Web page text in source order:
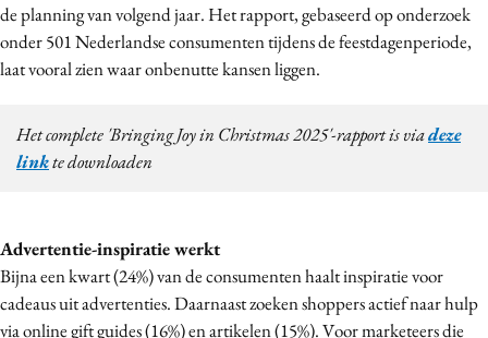
Diversiteit
Effectiviteit
Interne communicatie
Merkstrategie
PR
Programmatic
de planning van volgend jaar. Het rapport, gebaseerd op onderzoek
onder 501 Nederlandse consumenten tijdens de feestdagenperiode,
laat vooral zien waar onbenutte kansen liggen.
Het complete 'Bringing Joy in Christmas 2025'-rapport is viadeze
linkte downloaden
Advertentie-inspiratie werkt
Bijna een kwart (24%) van de consumenten haalt inspiratie voor
cadeaus uit advertenties. Daarnaast zoeken shoppers actief naar hulp
via online gift guides (16%) en artikelen (15%). Voor marketeers die